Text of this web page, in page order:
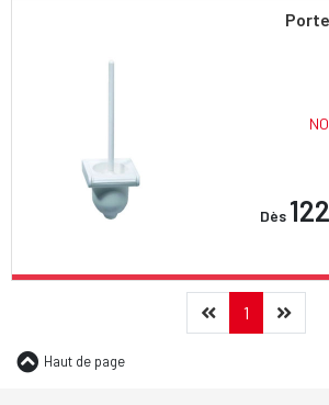
Dès 122
Précédent
1(current)
Haut de page